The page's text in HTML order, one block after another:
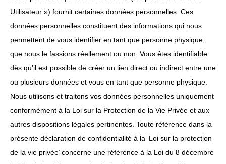
Utilisateur ») fournit certaines données personnelles. Ces
données personnelles constituent des informations qui nous
permettent de vous identifier en tant que personne physique,
que nous le fassions réellement ou non. Vous êtes identifiable
dès qu’il est possible de créer un lien direct ou indirect entre une
ou plusieurs données et vous en tant que personne physique.
Nous utilisons et traitons vos données personnelles uniquement
conformément à la Loi sur la Protection de la Vie Privée et aux
autres dispositions légales pertinentes. Toute référence dans la
présente déclaration de confidentialité à la ‘Loi sur la protection
de la vie privée’ concerne une référence à la Loi du 8 décembre